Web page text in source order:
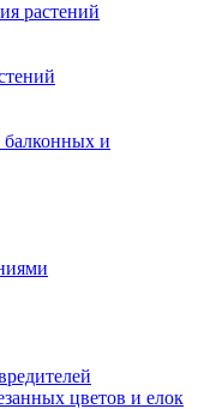
растений
и
цветов и елок